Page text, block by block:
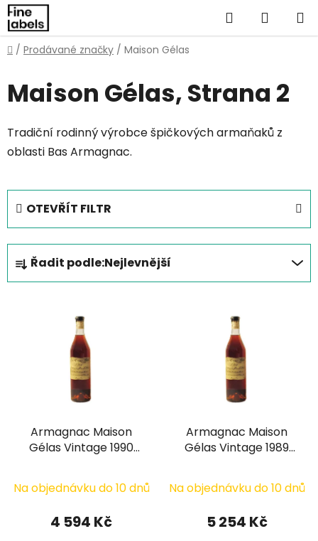
Přejít
na
obsah
Hledat
KOŠÍK
Domů
/ Prodávané značky / Maison Gélas
Maison Gélas, Strana 2
Tradiční rodinný výrobce špičkových armaňaků z
oblasti Bas Armagnac.
OTEVŘÍT FILTR
Ř
a
z
ů
Řadit podle:Nejlevnější
k
Armagnac Maison
Gélas Vintage 1990
Na objednávku do 10 dnů
4 594 Kč
Armagnac Maison
Gélas Vintage 1989
Na objednávku do 10 dnů
5 254 Kč